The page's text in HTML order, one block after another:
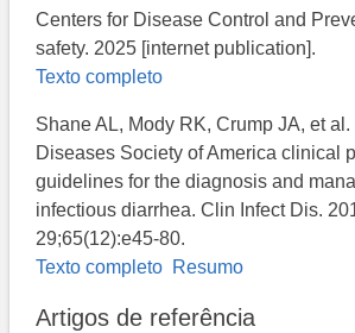
Centers for Disease Control and
safety. 2025 [internet publication].
Texto completo
Shane AL, Mody RK, Crump JA, et
Diseases Society of America clinical
guidelines for the diagnosis and
infectious diarrhea. Clin Infect Dis.
29;65(12):e45-80.
Texto completo Resumo
Artigos de referência